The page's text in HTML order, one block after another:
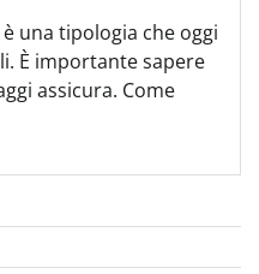
una tipologia che oggi
È importante sapere
assicura. Come